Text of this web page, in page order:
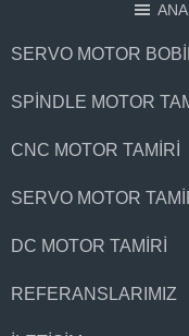
SERVO MOTOR
SPINDLE MOTOR
CNC MOTOR TAMIRI
SERVO MOTOR
DC MOTOR TAMIRI
REFERANSLARIMIZ